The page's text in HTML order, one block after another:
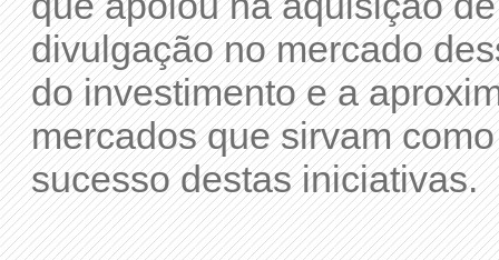
divulgação no mercado
do investimento e a
mercados que sirvam
sucesso destas iniciativas.